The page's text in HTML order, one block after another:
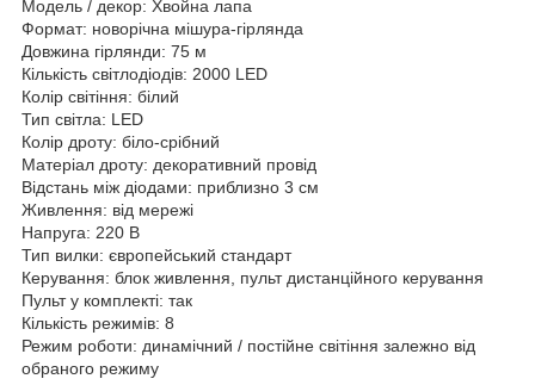
Модель / декор: Хвойна лапа
Формат: новорічна мішура-гірлянда
Довжина гірлянди: 75 м
Кількість світлодіодів: 2000 LED
Колір світіння: білий
Тип світла: LED
Колір дроту: біло-срібний
Матеріал дроту: декоративний провід
Відстань між діодами: приблизно 3 см
Живлення: від мережі
Напруга: 220 В
Тип вилки: європейський стандарт
Керування: блок живлення, пульт дистанційного керування
Пульт у комплекті: так
Кількість режимів: 8
Режим роботи: динамічний / постійне світіння залежно від
обраного режиму